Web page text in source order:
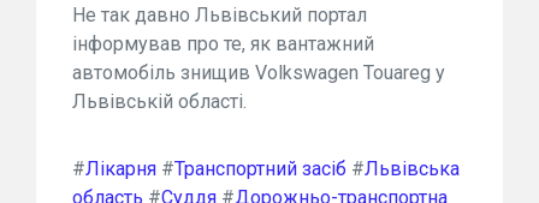
Не так давно Львівський портал
інформував про те, як вантажний
автомобіль знищив Volkswagen Touareg у
Львівській області.
#Лікарня #Транспортний засіб #Львівська
область #Суддя #Дорожньо-транспортна